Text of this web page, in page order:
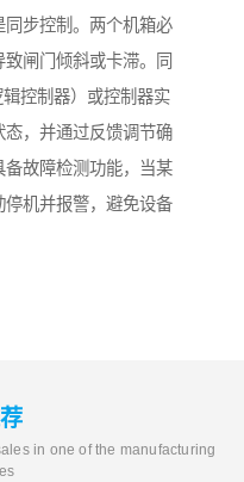
步控制。两个机箱必
闸门倾斜或卡滞。同
控制器）或控制器实
，并通过反馈调节确
故障检测功能，当某
机并报警，避免设备
in one of the manufacturing